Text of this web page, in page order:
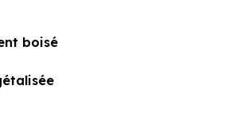
boisé